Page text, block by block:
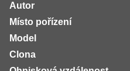
Autor
Místo pořízení
Model
Clona